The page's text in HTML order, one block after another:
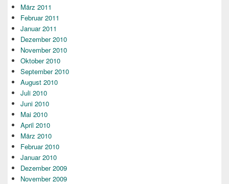
März 2011
Februar 2011
Januar 2011
Dezember 2010
November 2010
Oktober 2010
September 2010
August 2010
Juli 2010
Juni 2010
Mai 2010
April 2010
März 2010
Februar 2010
Januar 2010
Dezember 2009
November 2009